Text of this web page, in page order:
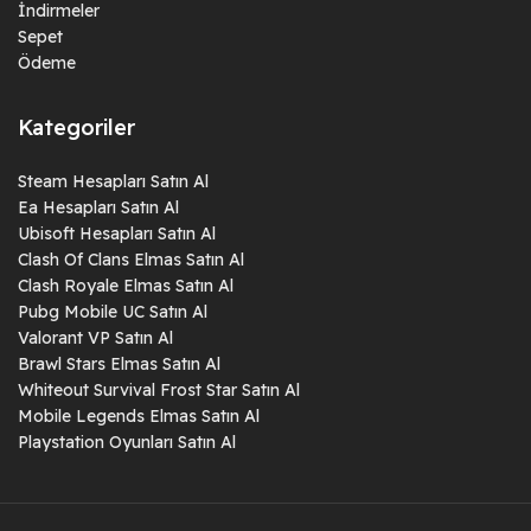
Görevler ve Başarımlar:
en yaygın yolu, oyun içindeki görevleri ve başarımları
kaynak toplama, belirli düşmanları yenme veya belirli yapıların
inşasını tamamlama gibi çeşitli zorluklar içerebilir.
Özel Etkinlikler ve Turnuvalar:
özel etkinlikler ve turnuvalar düzenler. Bu etkinliklere katılarak ve
başarılı olarak Whiteout Survival Frost Star kazanabilirsiniz.
Etkinlikler genellikle sınırlı süreli olduğu için, bu fırsatları
kaçırmamak önemlidir.
Oyun İçi Satın Alımlar:Bazı durumlarda, oyuncular Whiteout
Survival Frost Star’ı oyun içi mağazadan gerçek para karşılığında
satın alabilirler. Bu, oyuncuların hızlıca ilerlemek veya belirli
avantajları elde etmek istediklerinde kullanabilecekleri bir
seçenektir.
İndirmeler
Sepet
Ödeme
Kategoriler
Steam Hesapları Satın Al
Ea Hesapları Satın Al
Ubisoft Hesapları Satın Al
Clash Of Clans Elmas Satın Al
Clash Royale Elmas Satın Al
Pubg Mobile UC Satın Al
Valorant VP Satın Al
Brawl Stars Elmas Satın Al
Whiteout Survival Frost Star Satın Al
Mobile Legends Elmas Satın Al
Playstation Oyunları Satın Al